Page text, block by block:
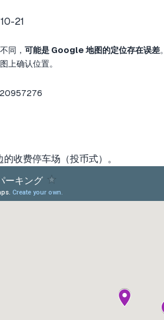
21
同， 可能是 Google 地图的定位存在误差。
上确认位置。
收费停车场（投币式）。